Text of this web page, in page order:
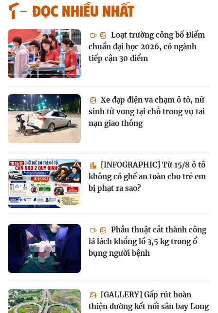
Đọc nhiều nhất
Loạt trường công bố Điểm
chuẩn đại học 2026, có ngành
tiếp cận 30 điểm
Xe đạp điện va chạm ô tô, nữ
sinh tử vong tại chỗ trong vụ tai
nạn giao thông
[INFOGRAPHIC] Từ 15/8 ô tô
không có ghế an toàn cho trẻ em
bị phạt ra sao?
Phẫu thuật cắt thành công
lá lách khổng lồ 3,5 kg trong ổ
bụng người bệnh
[GALLERY] Gấp rút hoàn
thiện đường kết nối sân bay Long